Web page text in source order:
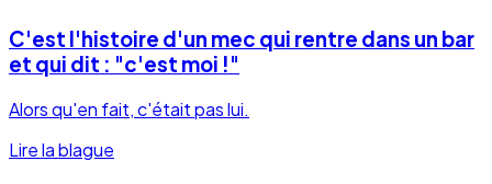
C'est l'histoire d'un mec qui rentre dans un bar
et qui dit : "c'est moi !"
Alors qu'en fait, c'était pas lui.
Lire la blague